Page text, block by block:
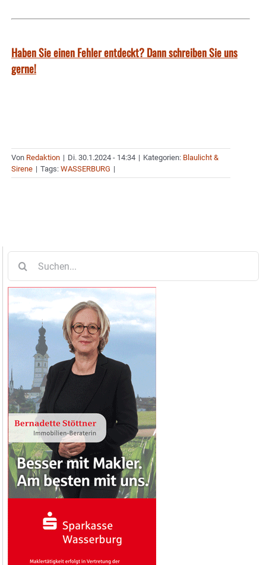
Haben Sie einen Fehler entdeckt? Dann schreiben Sie uns
gerne!
Von Redaktion | Di. 30.1.2024 - 14:34 | Kategorien: Blaulicht &
Sirene | Tags: WASSERBURG |
nach: